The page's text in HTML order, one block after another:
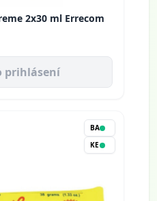
2x30 ml Errecom
prihlásení
BA
KE